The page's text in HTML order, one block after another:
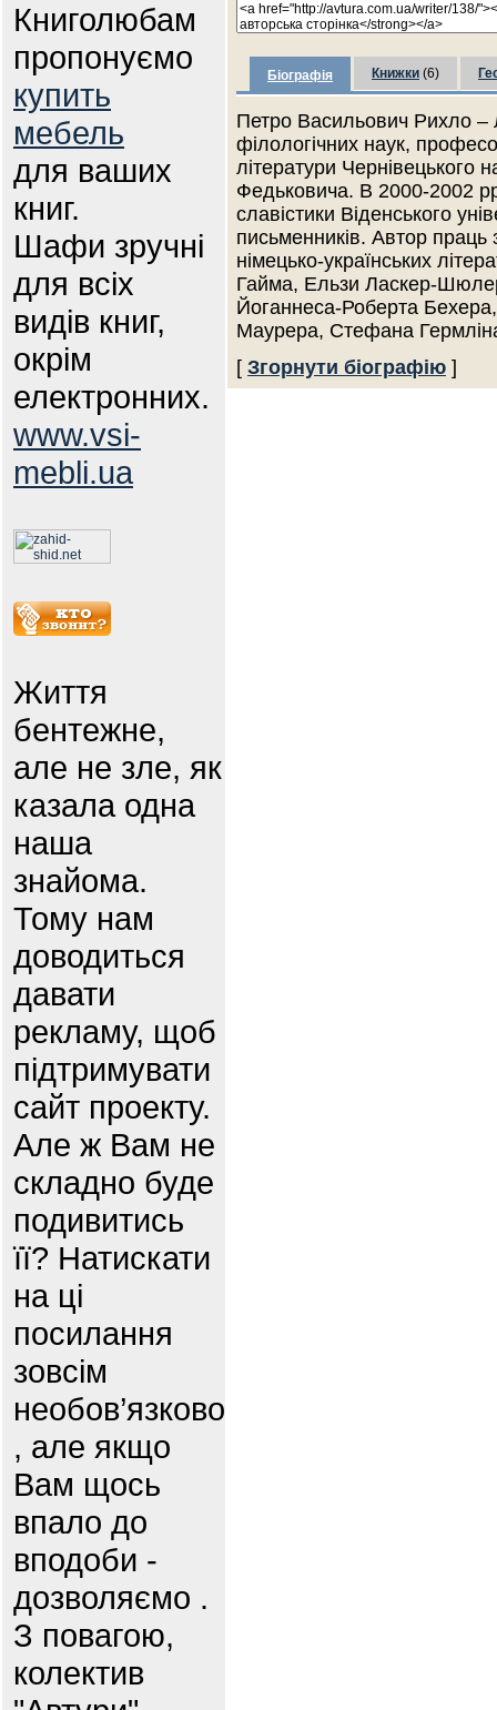
Книголюбам
пропонуємо
купить
мебель
для ваших
книг.
Шафи зручні
для всіх
видів книг,
окрім
електронних.
www.vsi-
mebli.ua
Життя
бентежне,
але не зле, як
казала одна
наша
знайома.
Тому нам
доводиться
давати
рекламу, щоб
підтримувати
сайт проекту.
Але ж Вам не
складно буде
подивитись
її? Натискати
на ці
посилання
зовсім
необов’язково
, але якщо
Вам щось
впало до
вподоби -
дозволяємо .
З повагою,
колектив
Біографія Книжки (6)
Петро Васильович Рихло –
філологічних наук,
літератури Чернівецького
Федьковича. В 2000-2002
славістики Віденського
письменників. Автор праць
німецько-українських
Гайма, Ельзи Ласкер-
Йоганнеса-Роберта
Маурера, Стефана
[ Згорнути біографію ]